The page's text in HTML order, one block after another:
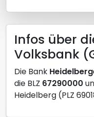
Infos über
Volksbank
Die Bank
die BLZ 67290000
Heidelberg (PLZ